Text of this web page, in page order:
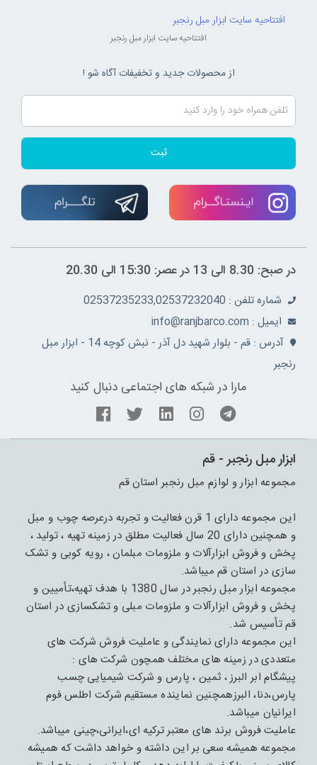
افتتاحیه سایت ابزار مبل رنجبر
افتتاحیه سایت ابزار مبل رنجبر
از محصولات جدید و تخفیفات آگاه شو !
ثبت
در صبح: 8.30 الی 13 در عصر: 15:30 الی 20.30
شماره تلفن : 02537235233,02537232040
ايميل : info@ranjbarco.com
آدرس : قم - بلوار شهید دل آذر - نبش کوچه 14 - ابزار مبل
رنجبر
مارا در شبکه های اجتماعی دنبال کنید
ابزار مبل رنجبر - قم
مجموعه ابزار و لوازم مبل رنجبر استان قم
این مجموعه دارای 1 قرن فعالیت و تجربه درعرصه چوب و مبل
و همچنین دارای 20 سال فعالیت مطلق در زمینه تهیه ، تولید ،
پخش و فروش ابزارآلات و ملزومات مبلمان ، رویه کوبی و تشک
سازی در استان قم میباشد.
مجموعه ابزار مبل رنجبر در سال 1380 با هدف تهیه،تأمیین و
پخش و فروش ابزارآلات و ملزومات مبلی و تشکسازی در استان
قم تأسیس شد.
این مجموعه دارای نمایندگی و عاملیت فروش شرکت های
متعددی در زمینه های مختلف همچون شرکت های :
پیشگام ابر البرز ، ثمین ، پارس و شرکت شیمیایی چسب
پارس،دنا، البرزهمچنین نماینده مستقیم شرکت اطلس فوم
ایرانیان میباشد.
عاملیت فروش برند های معتبر ترکیه ای،ایرانی،چینی میباشد.
مجموعه همیشه سعی بر این داشته و خواهد داشت که همیشه